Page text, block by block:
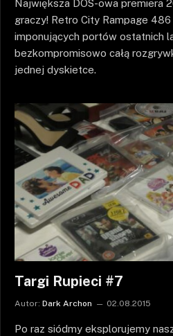
Największa DOS-owa premiera
graczy! Retro City Rampage
imponujących portów ostatnich
bezkompromisowo całą
jednej dyskietce.
Targi Rupieci #7
Autor: Dark Archon 02.08.2015
Po raz siódmy eksplorujemy